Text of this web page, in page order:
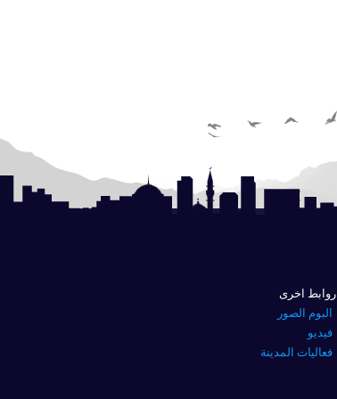
روابط اخرى
البوم الصور
فيديو
فعاليات المدينة